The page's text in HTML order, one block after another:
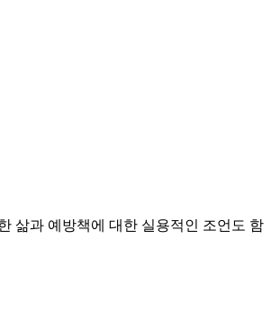
삶과 예방책에 대한 실용적인 조언도 함